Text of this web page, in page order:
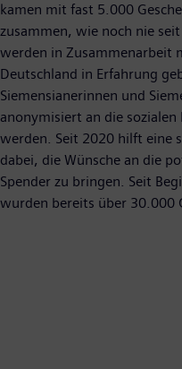
kamen mit fast 5.000
zusammen, wie noch nie
werden in Zusammenarbeit
Deutschland in Erfahrung
Siemensianerinnen und
anonymisiert an die
werden. Seit 2020 hilft eine
dabei, die Wünsche an die
Spender zu bringen. Seit
wurden bereits über 30.000